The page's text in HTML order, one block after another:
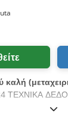
καλή
ΤΕΧΝΙΚΑ
ατράκτου: